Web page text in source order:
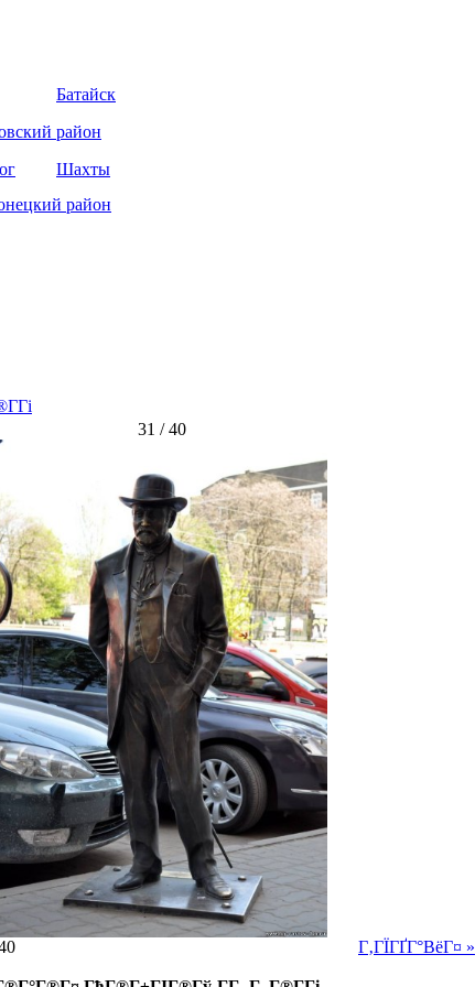
Батайск
район
Шахты
район
31 / 40
Г‚ГЇГҐГ°ВёГ¤ »